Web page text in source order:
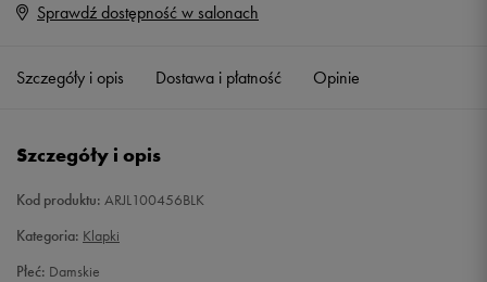
Rozmiary EU
39 25,5 cm
Sprawdź dostępność w salonach
Szczegóły i opis Dostawa i płatność Opinie
Szczegóły i opis
Kod produktu: ARJL100456BLK
Kategoria: Klapki
Płeć: Damskie